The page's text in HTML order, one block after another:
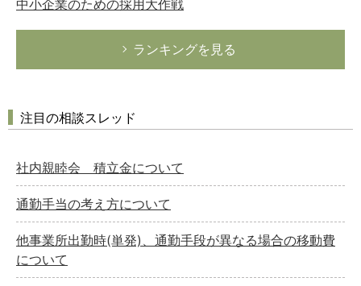
中小企業のための採用大作戦
ランキングを見る
注目の相談スレッド
社内親睦会 積立金について
通勤手当の考え方について
他事業所出勤時(単発)、通勤手段が異なる場合の移動費
について